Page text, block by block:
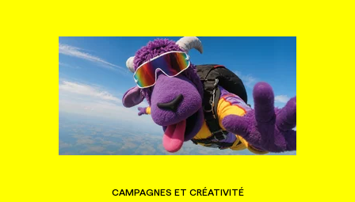
CAMPAGNES ET CRÉATIVITÉ